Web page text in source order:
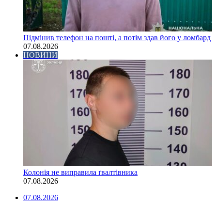
Підмінив телефон на пошті, а потім здав його у ломбард
07.08.2026
НОВИНИ
Колонія не виправила ґвалтівника
07.08.2026
07.08.2026